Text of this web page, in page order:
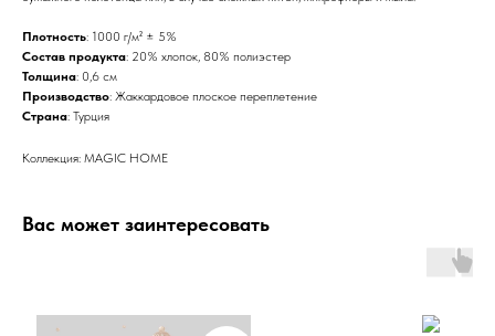
Плотность: 1000 г/м² ± 5%
Состав продукта: 20% хлопок, 80% полиэстер
Толщина: 0,6 см
Производство: Жаккардовое плоское переплетение
Страна: Турция
Коллекция: MAGIC HOME
Вас может заинтересовать